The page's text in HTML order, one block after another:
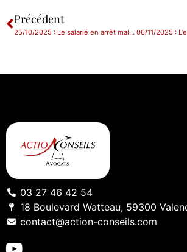
Précédent
25/10/2025 : Le salarié en arrêt maladie pendant ses congés a droit au report de ceux-ci
03 27 46 42 54
18 Boulevard Watteau, 59300
contact@action-conseils.com